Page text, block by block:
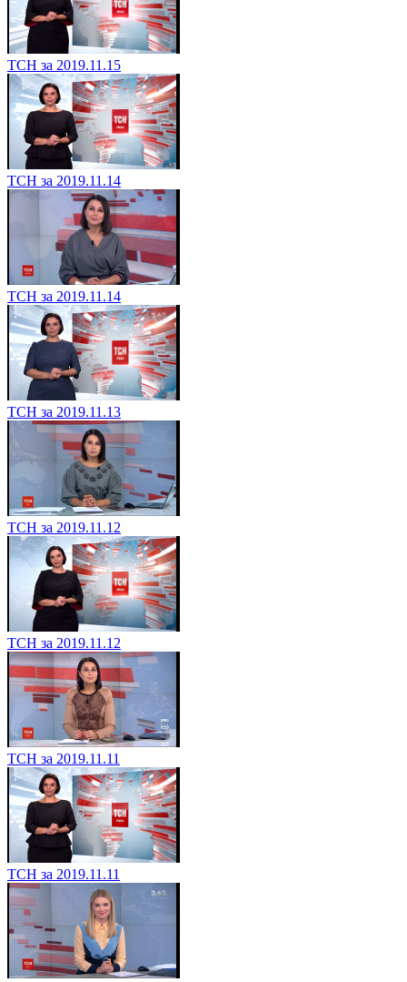
ТСН за 2019.11.15
ТСН за 2019.11.14
ТСН за 2019.11.14
ТСН за 2019.11.13
ТСН за 2019.11.12
ТСН за 2019.11.12
ТСН за 2019.11.11
ТСН за 2019.11.11